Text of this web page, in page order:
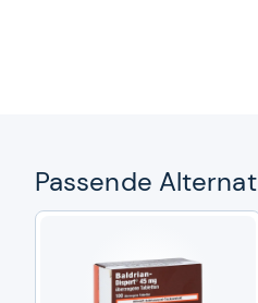
Pas­sende